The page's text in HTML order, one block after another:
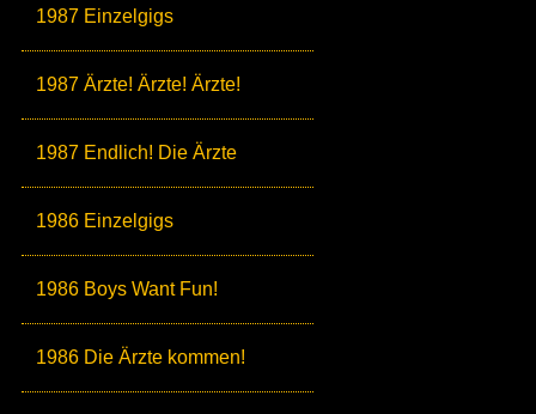
1987 Einzelgigs
1987 Ärzte! Ärzte! Ärzte!
1987 Endlich! Die Ärzte
1986 Einzelgigs
1986 Boys Want Fun!
1986 Die Ärzte kommen!